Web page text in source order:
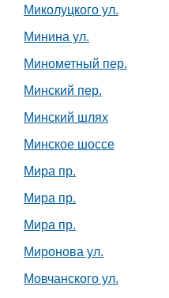
Миколуцкого ул.
Минина ул.
Минометный пер.
Минский пер.
Минский шлях
Минское шоссе
Мира пр.
Мира пр.
Мира пр.
Миронова ул.
Мовчанского ул.